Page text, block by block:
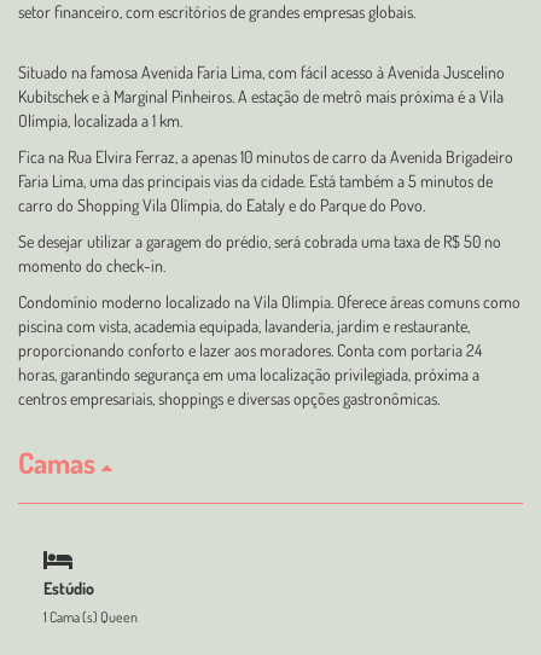
setor financeiro, com escritórios de grandes empresas globais.
Situado na famosa Avenida Faria Lima, com fácil acesso à Avenida Juscelino
Kubitschek e à Marginal Pinheiros. A estação de metrô mais próxima é a Vila
Olímpia, localizada a 1 km.
Fica na Rua Elvira Ferraz, a apenas 10 minutos de carro da Avenida Brigadeiro
Faria Lima, uma das principais vias da cidade. Está também a 5 minutos de
carro do Shopping Vila Olímpia, do Eataly e do Parque do Povo.
Se desejar utilizar a garagem do prédio, será cobrada uma taxa de R$ 50 no
momento do check-in.
Condomínio moderno localizado na Vila Olímpia. Oferece áreas comuns como
piscina com vista, academia equipada, lavanderia, jardim e restaurante,
proporcionando conforto e lazer aos moradores. Conta com portaria 24
horas, garantindo segurança em uma localização privilegiada, próxima a
centros empresariais, shoppings e diversas opções gastronômicas.
Camas
Estúdio
1 Cama (s) Queen